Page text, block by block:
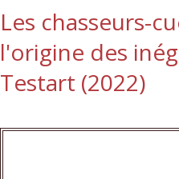
Les chasseurs-
l'origine des
Testart (2022)